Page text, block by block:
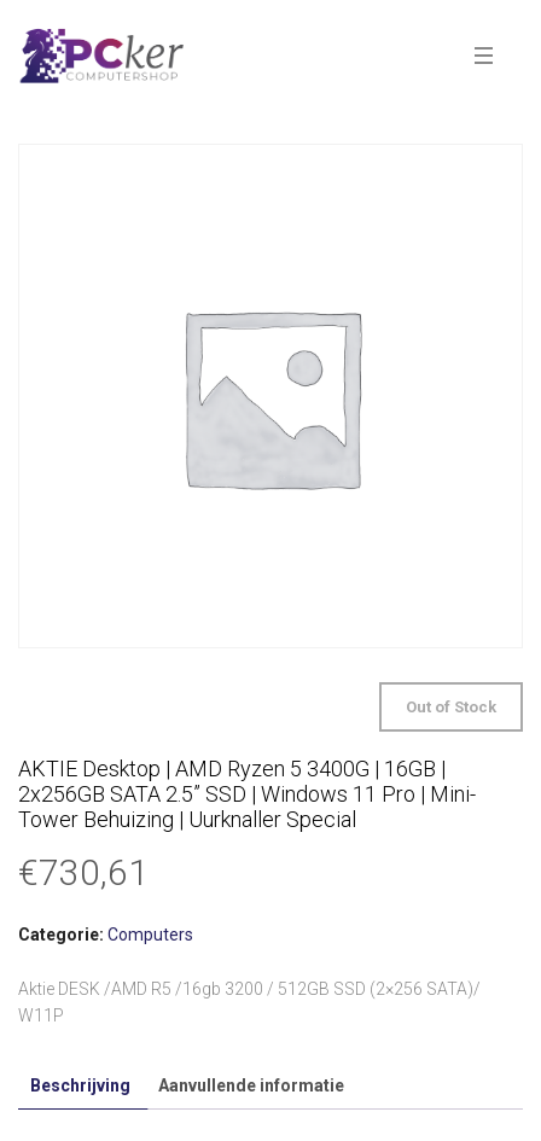
Out of Stock
AKTIE Desktop | AMD Ryzen 5 3400G | 16GB |
2x256GB SATA 2.5” SSD | Windows 11 Pro | Mini-
Tower Behuizing | Uurknaller Special
€730,61
Categorie: Computers
Aktie DESK /AMD R5 /16gb 3200 / 512GB SSD (2×256 SATA)/
W11P
Beschrijving Aanvullende informatie